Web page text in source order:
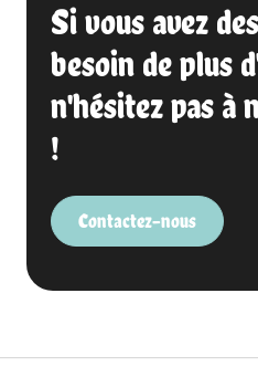
Si vous avez
besoin de plus
n'hésitez pas à
!
Contactez-nous